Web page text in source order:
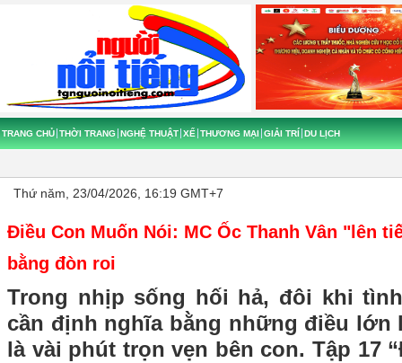
TRANG CHỦ THỜI TRANG NGHỆ THUẬT XẾ THƯƠNG MẠI GIẢI TRÍ DU LỊCH
Thứ năm, 23/04/2026, 16:19 GMT+7
Điều Con Muốn Nói: MC Ốc Thanh Vân "lên
bằng đòn roi
Trong nhịp sống hối hả, đôi khi
cần định nghĩa bằng những điều lớn
là vài phút trọn vẹn bên con. Tập 17